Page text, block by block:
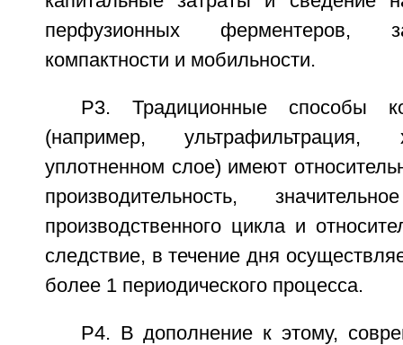
перфузионных ферментеров,
компактности и мобильности.
Р3. Традиционные способы
(например, ультрафильтрация,
уплотненном слое) имеют
производительность,
производственного цикла и
следствие, в течение дня
более 1 периодического процесса.
Р4. В дополнение к этому,